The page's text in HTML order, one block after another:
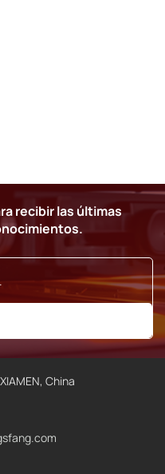
recibir las últimas
China